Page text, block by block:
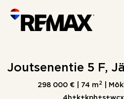
content
Joutsenentie 5 F,
298 000 € | 74 m 2 |